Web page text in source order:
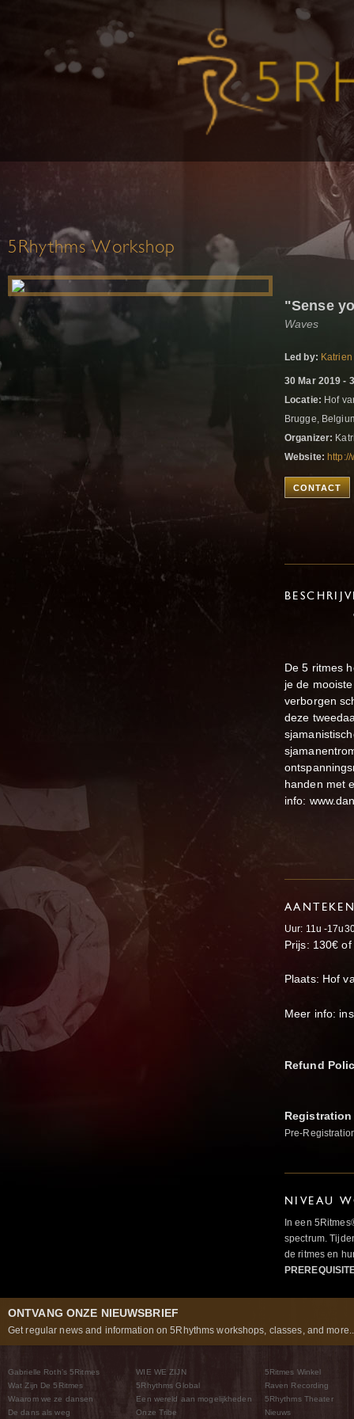
5Rhythms Workshop
"Sense
Waves
Led by:
30 Mar 2019 -
Locatie: Hof
Brugge,
Organizer:
Website:
CONTACT
"SENSE
De 5 ritmes
je de
verborgen
deze
handen met
info:
Uur: 11u -
Prijs: 130€
Plaats: Hof
Meer info:
Refund
Pre-
NIVEAU
In een
spectrum.
de ritmes en
ONTVANG ONZE NIEUWSBRIEF
Get regular news and information on 5Rhythms workshops, classes, and
Gabrielle Roth’s 5Ritmes
Wat Zijn De 5Ritmes
Waarom we ze dansen
De dans als weg
WIE WE ZIJN
5Rhythms Global
Een wereld aan mogelijkheden
Onze Tribe
5Ritmes Winkel
Raven Recording
5Rhythms Theater
Nieuws